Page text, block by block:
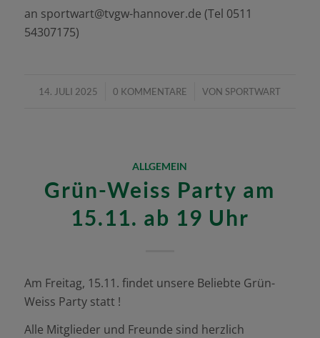
an sportwart@tvgw-hannover.de (Tel 0511
54307175)
14. JULI 2025
/ 0 KOMMENTARE
/ VON SPORTWART
ALLGEMEIN
Grün-Weiss Party am
15.11. ab 19 Uhr
Am Freitag, 15.11. findet unsere Beliebte Grün-
Weiss Party statt !
Alle Mitglieder und Freunde sind herzlich